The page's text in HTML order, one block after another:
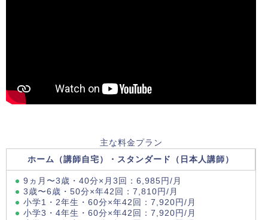
主な料金プラン
ホーム（講師自宅）・スタンダード（日本人講師）
9ヵ月〜3歳・40分×月3回：6,985円/月
3歳〜6歳・50分×年42回：7,810円/月
小学1・2年生・60分×年42回：7,920円/月
小学3・4年生・60分×年42回：7,920円/月